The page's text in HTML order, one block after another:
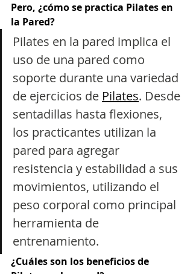
Pero, ¿cómo se practica Pilates en
la Pared?
Pilates en la pared implica el
uso de una pared como
soporte durante una variedad
de ejercicios de Pilates. Desde
sentadillas hasta flexiones,
los practicantes utilizan la
pared para agregar
resistencia y estabilidad a sus
movimientos, utilizando el
peso corporal como principal
herramienta de
entrenamiento.
¿Cuáles son los beneficios de